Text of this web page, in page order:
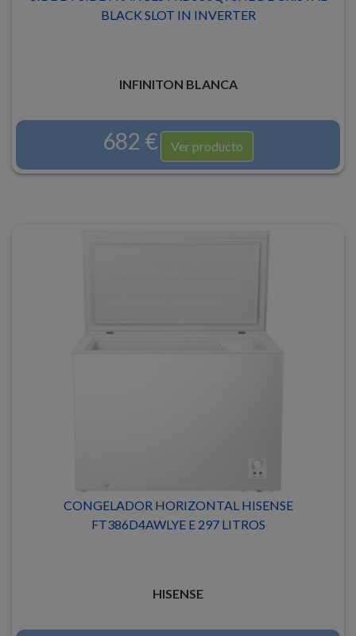
BLACK SLOT IN INVERTER
INFINITON BLANCA
682 € Ver producto
CONGELADOR HORIZONTAL HISENSE
FT386D4AWLYE E 297 LITROS
HISENSE